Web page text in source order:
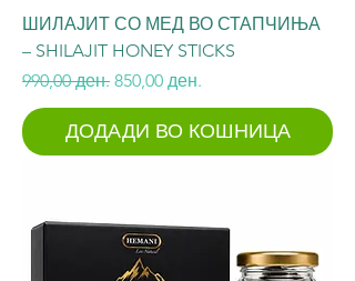
ШИЛАЈИТ СО МЕД ВО СТАПЧИЊА
– SHILAJIT HONEY STICKS
Regular Price
990,00 ден. Sale Price
850,00 ден.
ДОДАДИ ВО КОШНИЦА